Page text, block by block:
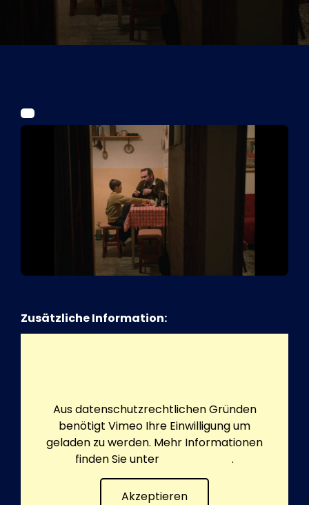
Kurier Romy 2026
Zusätzliche Information:
Aus datenschutzrechtlichen Gründen
benötigt Vimeo Ihre Einwilligung um
geladen zu werden. Mehr Informationen
finden Sie unter
.
Akzeptieren